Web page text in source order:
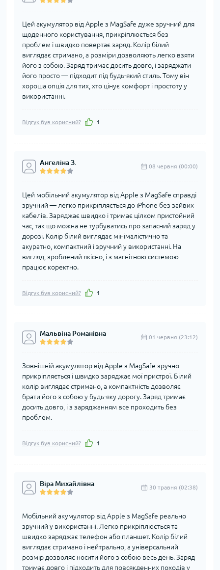
Цей акумулятор від Apple з MagSafe дуже зручний для
щоденного користування, прикріплюється без
проблем і швидко повертає заряд. Колір білий
виглядає стримано, а розміри дозволяють легко взяти
його з собою. Заряд тримає досить довго, і заряджати
його просто — підходит під будь-який стиль. Тому він
хороша опція для тих, хто цінує комфорт і простоту у
використанні.
Відгук був корисний? 1
Ангеліна З. 08 червня (00:00)
Цей мобільний акумулятор від Apple з MagSafe справді
зручний — легко прикріпляється до iPhone без зайвих
кабелів. Заряджає швидко і тримає цілком пристойний
час, так що можна не турбуватись про запасний заряд у
дорозі. Колір білий виглядає мінімалістично та
акуратно, компактний і зручний у використанні. На
вигляд, зроблений якісно, і з магнітною системою
працює коректно.
Відгук був корисний? 1
Мальвіна Романівна 01 червня (23:12)
Зовнішній акумулятор від Apple з MagSafe зручно
прикріпляється і швидко заряджає мої пристрої. Білий
колір виглядає стримано, а компактність дозволяє
брати його з собою у будь-яку дорогу. Заряд тримає
досить довго, і з заряджанням все проходить без
проблем.
Відгук був корисний? 1
Віра Михайлівна 30 травня (02:38)
Мобільний акумулятор від Apple з MagSafe реально
зручний у використанні. Легко прикріплюється та
швидко заряджає телефон або планшет. Колір білий
виглядає стримано і нейтрально, а універсальний
розмір дозволяє носити його з собою весь день. Заряд
тримає довго і підходить для повсякденних походів у